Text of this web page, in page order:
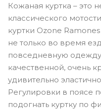
Кожаная куртка – это
классического
куртки Ozone
не только во время
повседневную
качественной, очень
удивительно
Регулировки в поясе
подогнать куртку по